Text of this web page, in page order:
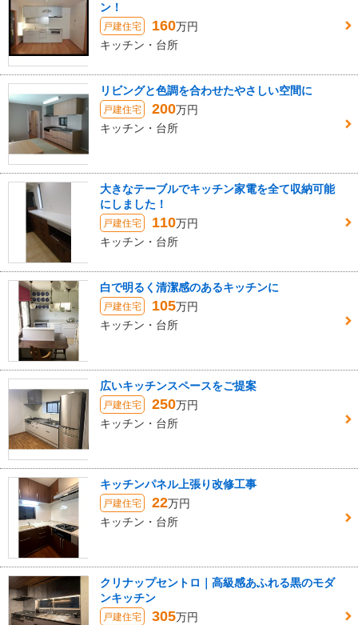
ン！
戸建住宅 160万円
キッチン・台所
リビングと色調を合わせたやさしい空間に
戸建住宅 200万円
キッチン・台所
大きなテーブルでキッチン家電を全て収納可能
にしました！
戸建住宅 110万円
キッチン・台所
白で明るく清潔感のあるキッチンに
戸建住宅 105万円
キッチン・台所
広いキッチンスペースをご提案
戸建住宅 250万円
キッチン・台所
キッチンパネル上張り改修工事
戸建住宅 22万円
キッチン・台所
クリナップセントロ｜高級感あふれる黒のモダ
ンキッチン
戸建住宅 305万円